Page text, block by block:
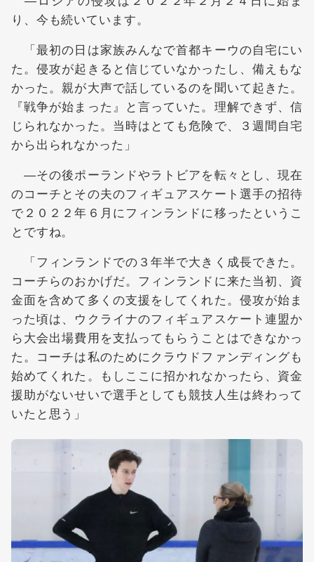
り、今も続いています。
「最初の日は家族みんなで首都キーウの自宅にい
た。侵攻が起きると信じていなかったし、備えもな
かった。親が大声で話しているのを聞いて起きた。
『戦争が始まった』と言っていた。理解できず、信
じられなかった。当時はとても危険で、３週間自宅
から出られなかった」
―その後ポーランドやラトビアを転々とし、現在
のコーチとその夫のフィギュアスケート選手の招待
で２０２２年６月にフィンランドに移ったというこ
とですね。
「フィンランドでの３年半で大きく成長できた。
コーチらのおかげだ。フィンランドに来た当初、資
金面を含めて多くの支援をしてくれた。侵攻が始ま
った頃は、ウクライナのフィギュアスケート連盟か
ら大会出場費用を支払ってもらうことはできなかっ
た。コーチは私のためにクラウドファンディングも
始めてくれた。もしここに招かれなかったら、資金
援助がないせいで選手としても競技人生は終わって
いたと思う」